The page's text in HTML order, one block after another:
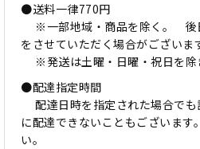
●送料一律770円
※一部地域・商品を除く。 後
をさせていただく場合がございま
※発送は土曜・日曜・祝日を除
●配達指定時間
配達日時を指定された場合でも
に配達できないこともございます
い。